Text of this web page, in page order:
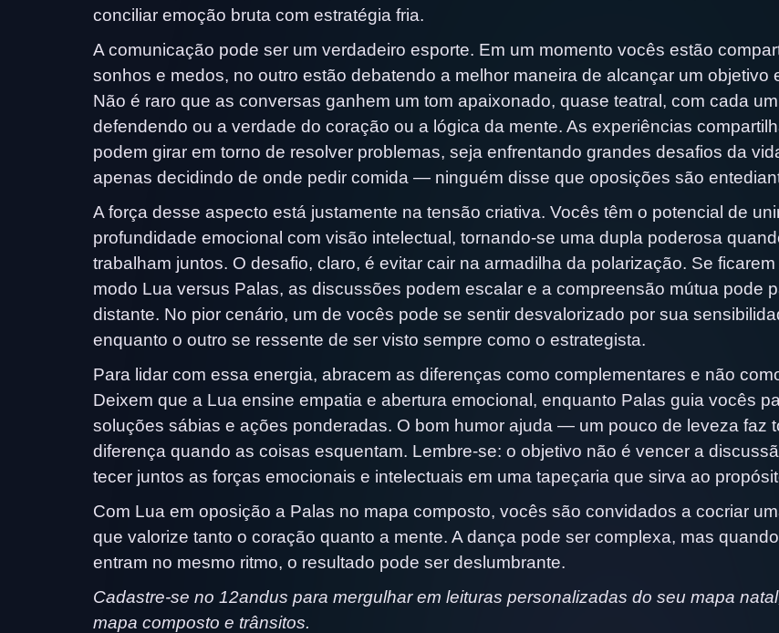
conciliar emoção bruta com estratégia fria.
A comunicação pode ser um verdadeiro esporte. Em um momento vocês estão
sonhos e medos, no outro estão debatendo a melhor maneira de alcançar um objetivo
Não é raro que as conversas ganhem um tom apaixonado, quase teatral, com cada um
defendendo ou a verdade do coração ou a lógica da mente. As experiências
podem girar em torno de resolver problemas, seja enfrentando grandes desafios da
apenas decidindo de onde pedir comida — ninguém disse que oposições são
A força desse aspecto está justamente na tensão criativa. Vocês têm o potencial de
profundidade emocional com visão intelectual, tornando-se uma dupla poderosa
trabalham juntos. O desafio, claro, é evitar cair na armadilha da polarização. Se
modo Lua versus Palas, as discussões podem escalar e a compreensão mútua pode
distante. No pior cenário, um de vocês pode se sentir desvalorizado por sua
enquanto o outro se ressente de ser visto sempre como o estrategista.
Para lidar com essa energia, abracem as diferenças como complementares e não
Deixem que a Lua ensine empatia e abertura emocional, enquanto Palas guia vocês
soluções sábias e ações ponderadas. O bom humor ajuda — um pouco de leveza faz
diferença quando as coisas esquentam. Lembre-se: o objetivo não é vencer a
tecer juntos as forças emocionais e intelectuais em uma tapeçaria que sirva ao
Com Lua em oposição a Palas no mapa composto, vocês são convidados a cocriar
que valorize tanto o coração quanto a mente. A dança pode ser complexa, mas
entram no mesmo ritmo, o resultado pode ser deslumbrante.
Cadastre-se no 12andus para mergulhar em leituras personalizadas do seu mapa
mapa composto e trânsitos.